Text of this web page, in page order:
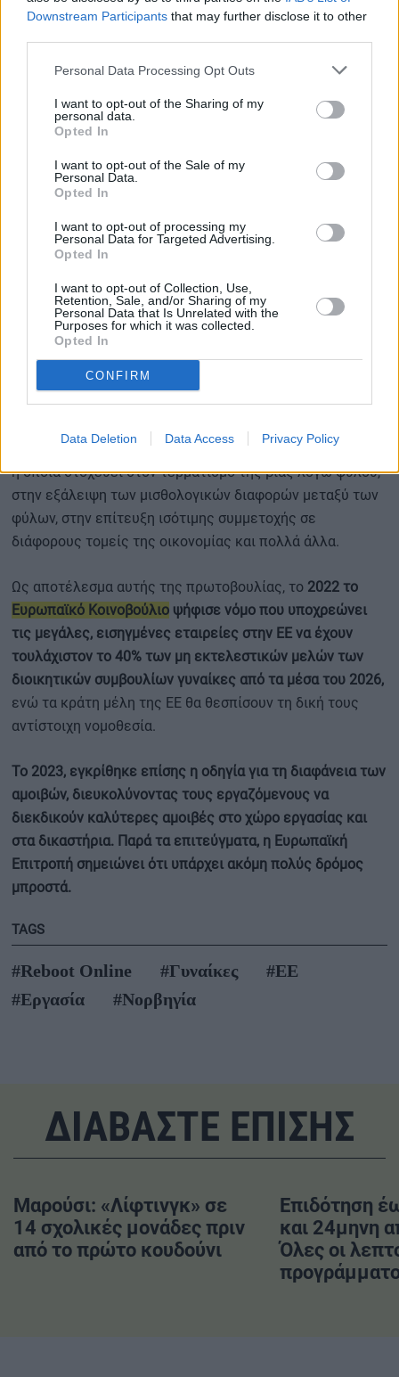
Downstream Participants that may further disclose it to other
Personal Data Processing Opt Outs
I want to opt-out of the Sharing of my
personal data.
Opted In
I want to opt-out of the Sale of my
Personal Data.
Opted In
I want to opt-out of processing my
Personal Data for Targeted Advertising.
Opted In
I want to opt-out of Collection, Use,
Retention, Sale, and/or Sharing of my
Personal Data that Is Unrelated with the
Purposes for which it was collected.
Opted In
CONFIRM
Data Deletion Data Access Privacy Policy
Ήρθε δεύτερη πίσω από την Ισλανδία, η οποία κάλυψε το
Τα θεσμικά όργανα τηςΕυρωπαϊκής Ένωσης
έχουν
επίσης ενεργοποιήσει τα δικά τους μέσα πολιτικής,
υποστηρίζοντας καλύτερες συνθήκες για τις γυναίκες
εργαζόμενες.
Στρατηγική της ΕΕ για την Ισότητα των Φύλων 2020-2025,
η οποία στοχεύει στον τερματισμό της βίας λόγω φύλου,
στην εξάλειψη των μισθολογικών διαφορών μεταξύ των
φύλων, στην επίτευξη ισότιμης συμμετοχής σε
διάφορους τομείς της οικονομίας και πολλά άλλα.
Ως αποτέλεσμα αυτής της πρωτοβουλίας, το 2022 το
Ευρωπαϊκό Κοινοβούλιο ψήφισε νόμο που υποχρεώνει
τις μεγάλες, εισηγμένες εταιρείες στην ΕΕ να έχουν
τουλάχιστον το 40% των μη εκτελεστικών μελών των
διοικητικών συμβουλίων γυναίκες από τα μέσα του 2026,
ενώ τα κράτη μέλη της ΕΕ θα θεσπίσουν τη δική τους
αντίστοιχη νομοθεσία.
Το 2023, εγκρίθηκε επίσης η οδηγία για τη διαφάνεια των
αμοιβών, διευκολύνοντας τους εργαζόμενους να
διεκδικούν καλύτερες αμοιβές στο χώρο εργασίας και
στα δικαστήρια. Παρά τα επιτεύγματα, η Ευρωπαϊκή
Επιτροπή σημειώνει ότι υπάρχει ακόμη πολύς δρόμος
μπροστά.
TAGS
#Reboot Online #Γυναίκες
#ΕΕ
#Εργασία
#Νορβηγία
ΔΙΑΒΑΣΤΕ ΕΠΙΣΗΣ
Μαρούσι: «Λίφτινγκ» σε
14 σχολικές μονάδες πριν
από το πρώτο κουδούνι
Επιδότηση
και 24μηνη
Όλες οι